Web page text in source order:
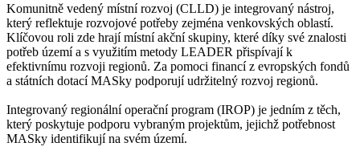
Komunitně vedený místní rozvoj (CLLD) je integrovaný nástroj,
který reflektuje rozvojové potřeby zejména venkovských oblastí.
Klíčovou roli zde hrají místní akční skupiny, které díky své znalosti
potřeb území a s využitím metody LEADER přispívají k
efektivnímu rozvoji regionů. Za pomoci financí z evropských fondů
a státních dotací MASky podporují udržitelný rozvoj regionů.
Integrovaný regionální operační program (IROP) je jedním z těch,
který poskytuje podporu vybraným projektům, jejichž potřebnost
MASky identifikují na svém území.